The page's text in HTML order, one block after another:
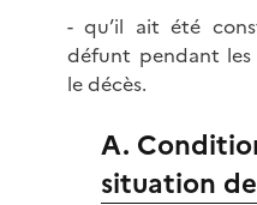
- qu’il ait été
défunt pendant
le décès.
A.
situation